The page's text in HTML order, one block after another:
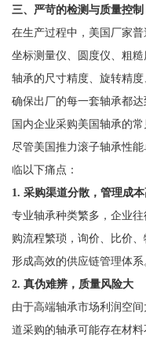
三、严苛的检测与质量控制
在生产过程中，美国厂家
坐标测量仪、圆度仪、粗
轴承的尺寸精度、旋转精
确保出厂的每一套轴承都达
国内企业采购美国轴承的
尽管美国推力滚子轴承性
临以下痛点：
1. 采购渠道分散，管理成
专业轴承种类繁多，企业
购流程繁琐，询价、比价
形成高效的供应链管理体系
2. 真伪难辨，质量风险大
由于高端轴承市场利润空
道采购的轴承可能存在材